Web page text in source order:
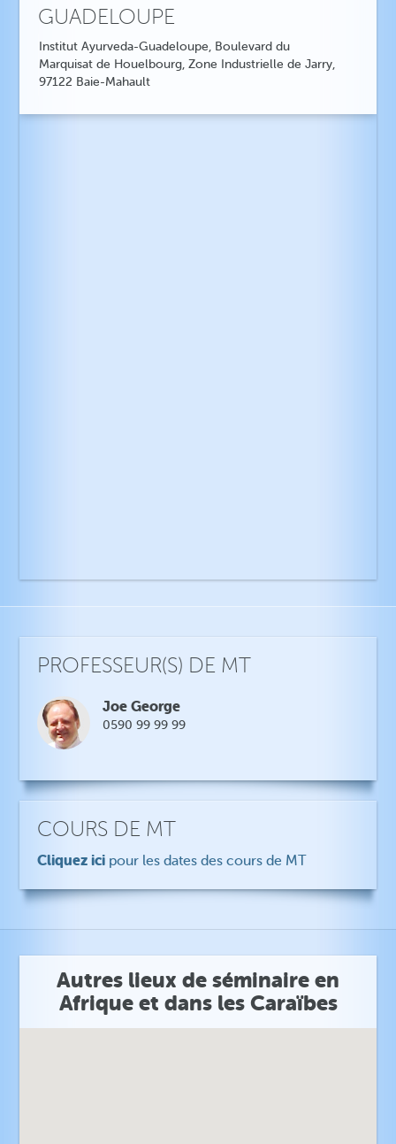
GUADELOUPE
Institut Ayurveda-Guadeloupe, Boulevard du
Marquisat de Houelbourg, Zone Industrielle de Jarry,
97122 Baie-Mahault
PROFESSEUR(S) DE MT
Joe George
0590 99 99 99
COURS DE MT
Cliquez ici pour les dates des cours de MT
Autres lieux de séminaire en
Afrique et dans les Caraïbes